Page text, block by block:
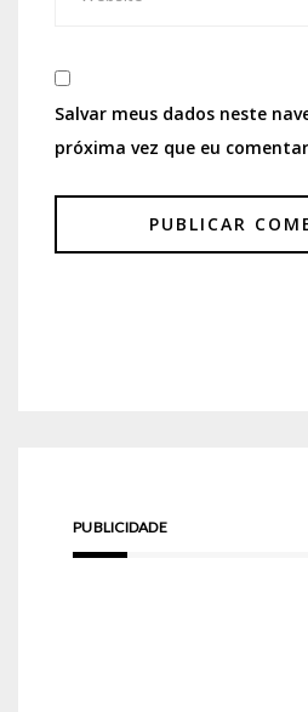
Salvar meus dados neste
próxima vez que eu
PUBLICIDADE